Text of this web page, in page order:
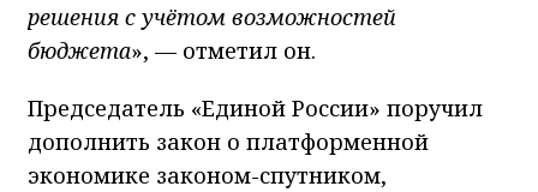
решения с учётом возможностей
бюджета», — отметил он.
Председатель «Единой России» поручил
дополнить закон о платформенной
экономике законом-спутником,